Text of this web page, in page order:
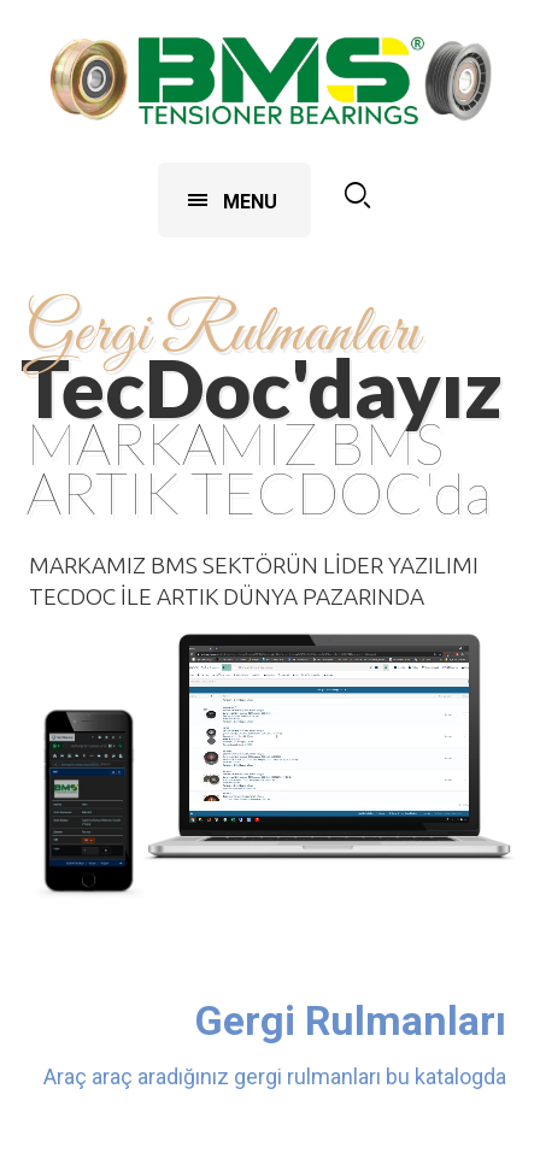
MENU
TecDoc'dayız
Gergi Rulmanları
MARKAMIZ BMS
ARTIK TECDOC'da
MARKAMIZ BMS SEKTÖRÜN LIDER YAZILIMI
TECDOC ILE ARTIK DÜNYA PAZARINDA
TecDoc'dayız
Gergi Rulmanları
MARKAMIZ BMS
ARTIK TECDOC'da
Gergi Rulmanları
Araç araç aradığınız gergi rulmanları bu katalogda